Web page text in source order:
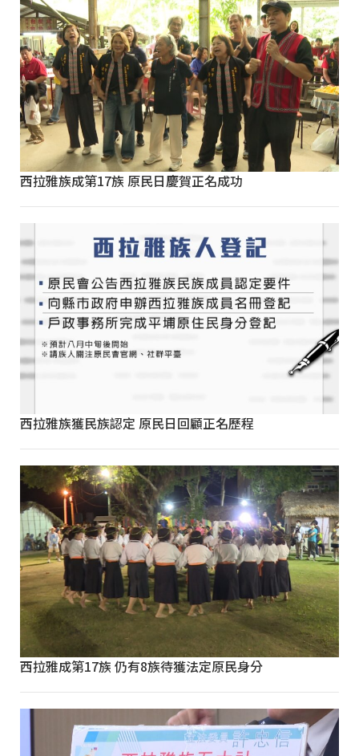
西拉雅族成第17族 原民日慶賀正名成功
西拉雅族獲民族認定 原民日回顧正名歷程
西拉雅成第17族 仍有8族待獲法定原民身分